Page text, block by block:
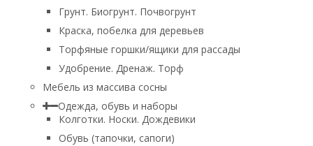
Грунт. Биогрунт. Почвогрунт
Краска, побелка для деревьев
Торфяные горшки/ящики для рассады
Удобрение. Дренаж. Торф
Мебель из массива сосны
Одежда, обувь и наборы
Колготки. Носки. Дождевики
Обувь (тапочки, сапоги)